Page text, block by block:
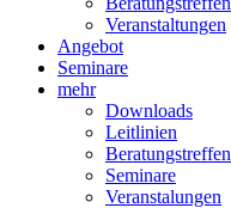
Veranstaltungen
Angebot
Seminare
mehr
Downloads
Leitlinien
Beratungstreffen
Seminare
Veranstalungen